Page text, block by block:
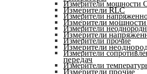
Измерители мощности
Измерители
Измерители
Измерители прочие
Измерители
Измерители
Измерители RLC
Измерители
Измерители
Измерители
передач
Измерители прочие